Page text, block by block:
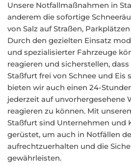
Unsere Notfallmaßnahmen in
anderem die sofortige
von Salz auf Straßen,
Durch den gezielten Einsatz
und spezialisierter Fahrzeuge
reagieren und sicherstellen,
Staßfurt frei von Schnee und Eis
bieten wir auch einen 24-
jederzeit auf unvorhergesehene
reagieren zu können. Mit
Staßfurt sind Unternehmen und
gerüstet, um auch in Notfällen
aufrechtzuerhalten und die
gewährleisten.